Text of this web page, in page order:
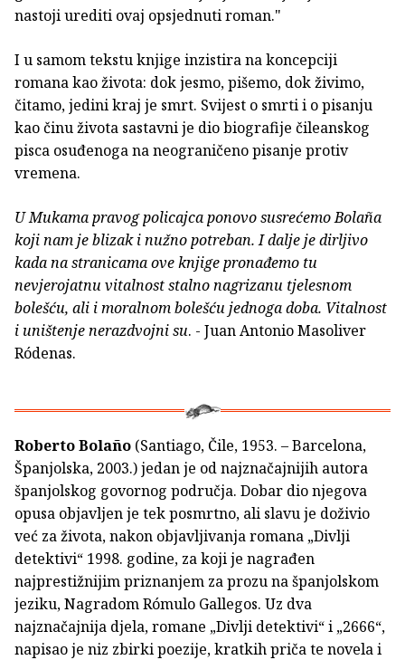
nastoji urediti ovaj opsjednuti roman."
I u samom tekstu knjige inzistira na koncepciji
romana kao života: dok jesmo, pišemo, dok živimo,
čitamo, jedini kraj je smrt. Svijest o smrti i o pisanju
kao činu života sastavni je dio biografije čileanskog
pisca osuđenoga na neograničeno pisanje protiv
vremena.
U Mukama pravog policajca ponovo susrećemo Bolaña
koji nam je blizak i nužno potreban. I dalje je dirljivo
kada na stranicama ove knjige pronađemo tu
nevjerojatnu vitalnost stalno nagrizanu tjelesnom
bolešću, ali i moralnom bolešću jednoga doba. Vitalnost
i uništenje nerazdvojni su. - Juan Antonio Masoliver
Ródenas.
Roberto Bolaño (Santiago, Čile, 1953. – Barcelona,
Španjolska, 2003.) jedan je od najznačajnijih autora
španjolskog govornog područja. Dobar dio njegova
opusa objavljen je tek posmrtno, ali slavu je doživio
već za života, nakon objavljivanja romana „Divlji
detektivi“ 1998. godine, za koji je nagrađen
najprestižnijim priznanjem za prozu na španjolskom
jeziku, Nagradom Rómulo Gallegos. Uz dva
najznačajnija djela, romane „Divlji detektivi“ i „2666“,
napisao je niz zbirki poezije, kratkih priča te novela i